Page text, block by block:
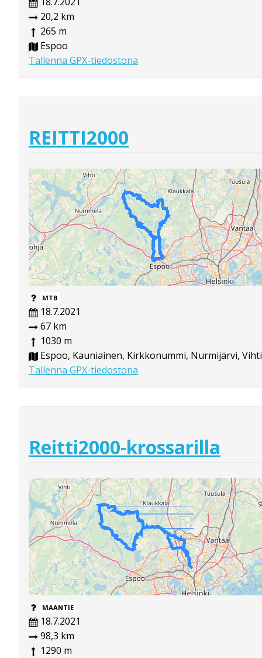
20,2 km
265 m
Espoo
Tallenna GPX-tiedostona
REITTI2000
MTB
18.7.2021
67 km
1030 m
Espoo, Kauniainen, Kirkkonummi, Nurmijärvi, Vihti
Tallenna GPX-tiedostona
Reitti2000-krossarilla
MAANTIE
18.7.2021
98,3 km
1290 m